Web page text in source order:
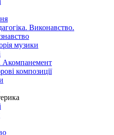
Виконавство.
музики
Акомпанемент
композиції